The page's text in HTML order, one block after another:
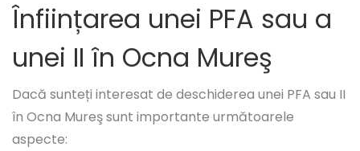
Înființarea unei PFA sau a
unei II în Ocna Mureş
Dacă sunteți interesat de deschiderea unei PFA sau II
în Ocna Mureş sunt importante următoarele
aspecte: